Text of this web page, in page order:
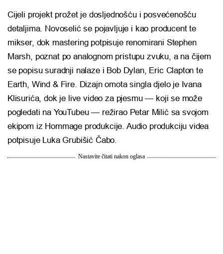
Cijeli projekt prožet je dosljednošću i posvećenošću
detaljima. Novoselić se pojavljuje i kao producent te
mikser, dok mastering potpisuje renomirani Stephen
Marsh, poznat po analognom pristupu zvuku, a na čijem
se popisu suradnji nalaze i Bob Dylan, Eric Clapton te
Earth, Wind & Fire. Dizajn omota singla djelo je Ivana
Klisurića, dok je live video za pjesmu — koji se može
pogledati na YouTubeu — režirao Petar Milić sa svojom
ekipom iz Hommage produkcije. Audio produkciju videa
potpisuje Luka Grubišić Čabo.
Nastavite čitati nakon oglasa